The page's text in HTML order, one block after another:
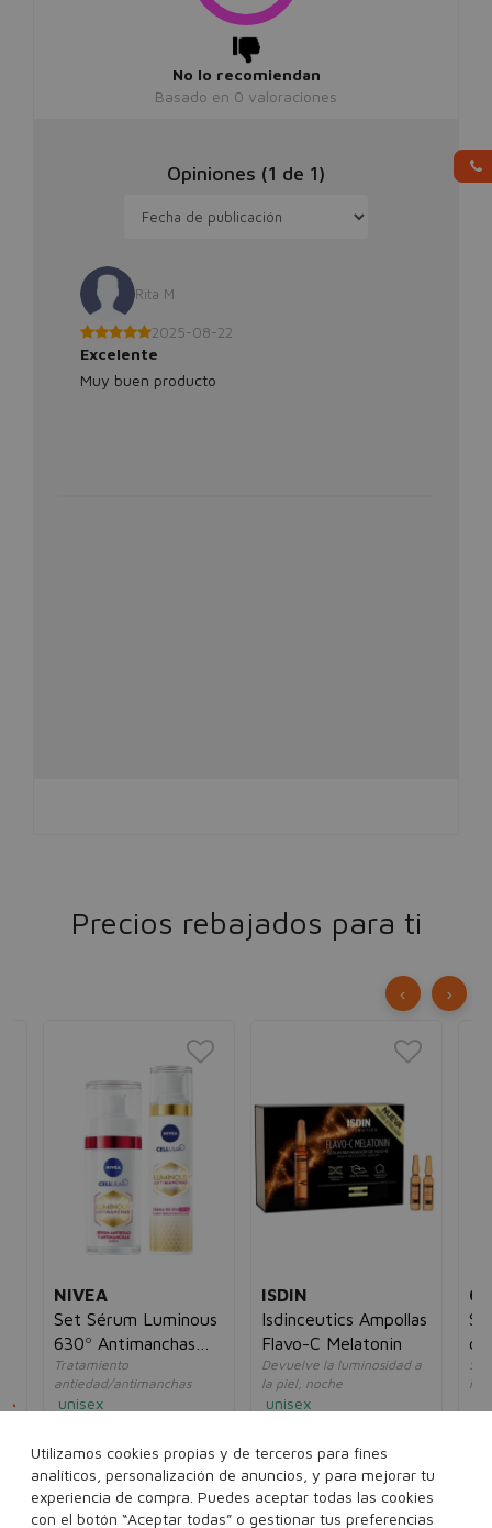
No lo recomiendan
Basado en 0 valoraciones
Opiniones (1 de 1)
Rita M
2025-08-22
Excelente
Muy buen producto
Precios rebajados para ti
NIVEA
Set Sérum Luminous
630º Antimanchas
30ml + Crema de Día
SPF50 40ml
Tratamiento
antiedad/antimanchas
unisex
set
ISDIN
Isdinceutics Ampollas
Flavo-C Melatonin
Devuelve la luminosidad a
la piel, noche
unisex
10x2 ml
‹ ›
Utilizamos cookies propias y de terceros para fines
analíticos, personalización de anuncios, y para mejorar tu
experiencia de compra. Puedes aceptar todas las cookies
con el botón “Aceptar todas” o gestionar tus preferencias